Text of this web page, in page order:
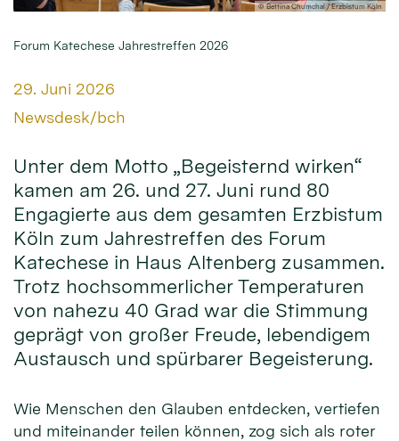
© Bettina Chumchal / Erzbistum Köln
Forum Katechese Jahrestreffen 2026
Datum:
29. Juni 2026
Von:
Newsdesk/bch
Unter dem Motto „Begeisternd wirken“
kamen am 26. und 27. Juni rund 80
Engagierte aus dem gesamten Erzbistum
Köln zum Jahrestreffen des Forum
Katechese in Haus Altenberg zusammen.
Trotz hochsommerlicher Temperaturen
von nahezu 40 Grad war die Stimmung
geprägt von großer Freude, lebendigem
Austausch und spürbarer Begeisterung.
Wie Menschen den Glauben entdecken, vertiefen
und miteinander teilen können, zog sich als roter